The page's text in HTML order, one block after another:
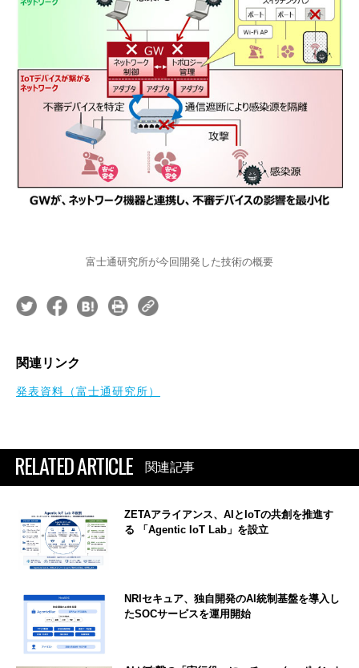
富士通研究所が今回開発した技術の概要
関連リンク
発表資料（富士通研究所）
RELATED ARTICLE 関連記事
ZETAアライアンス、AIとIoTの共創を推進す
る 「Agentic IoT Lab」を設立
NRIセキュア、独自開発のAI統制基盤を導入し
たSOCサービスを運用開始